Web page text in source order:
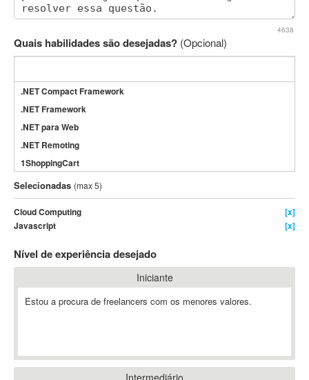
4638
Quais habilidades são desejadas? (Opcional)
.NET Compact Framework
.NET Framework
.NET para Web
.NET Remoting
1ShoppingCart
3DS Max
3GSM
4D Dimension
A&P
A-GPS
A2Billing
AAUS Scientific Diver
Abaqus
Selecionadas (max 5)
Cloud Computing
[x]
Javascript
[x]
Nível de experiência desejado
Iniciante
Estou a procura de freelancers com os menores valores.
Intermediário